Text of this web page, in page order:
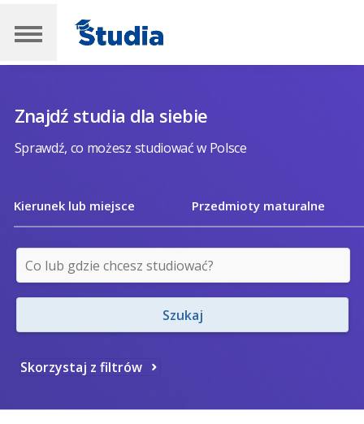
Znajdź studia dla siebie
Sprawdź, co możesz studiować w Polsce
Kierunek lub miejsce Przedmioty maturalne
Szukaj
Skorzystaj z filtrów